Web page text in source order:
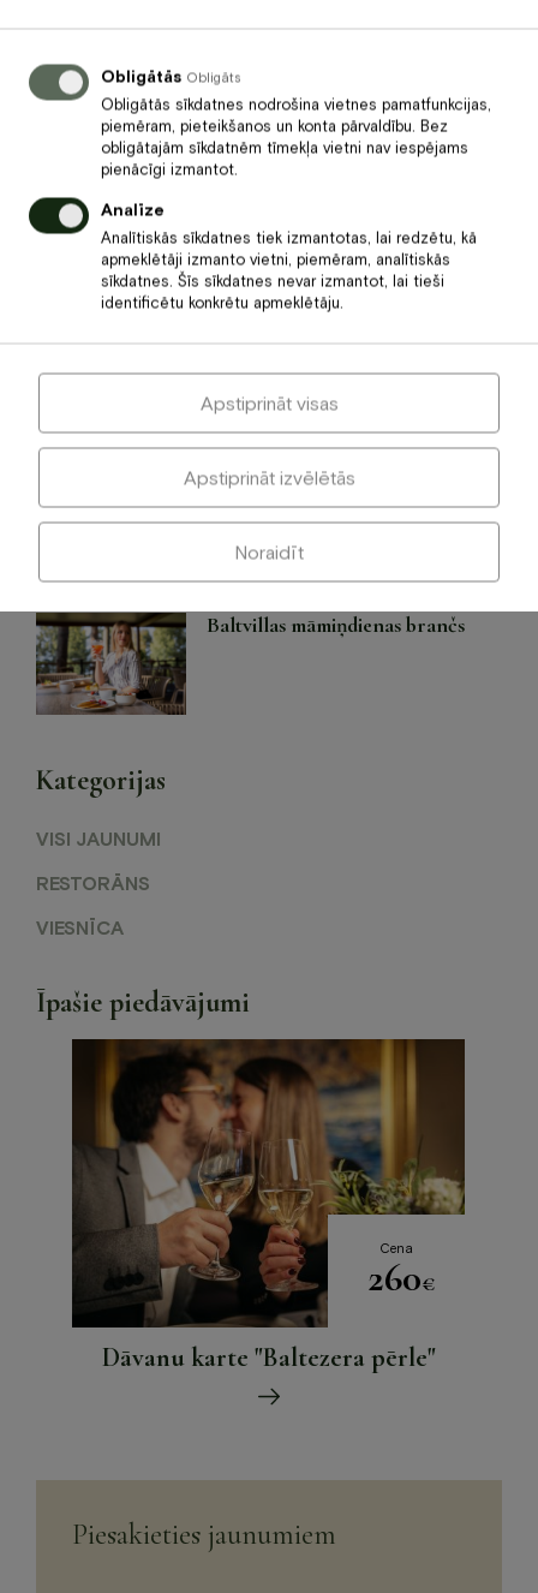
Labs ar labu saderēja
Meklēt
Jaunākie raksti
Vasara ir sākusies restorāna
Baltvilla terasē!
Jaunums uzņēmumiem – All
Inclusive konferences
Baltvillas māmiņdienas brančs
Kategorijas
VISI JAUNUMI
RESTORĀNS
VIESNĪCA
Īpašie piedāvājumi
Cena
260€
Dāvanu karte "Baltezera pērle"
Piesakieties jaunumiem
Obligātās Obligāts
Obligātās sīkdatnes nodrošina vietnes pamatfunkcijas,
piemēram, pieteikšanos un konta pārvaldību. Bez
obligātajām sīkdatnēm tīmekļa vietni nav iespējams
pienācīgi izmantot.
Analīze
Analītiskās sīkdatnes tiek izmantotas, lai redzētu, kā
apmeklētāji izmanto vietni, piemēram, analītiskās
sīkdatnes. Šīs sīkdatnes nevar izmantot, lai tieši
identificētu konkrētu apmeklētāju.
Noraidīt
Apstiprināt izvēlētās
Apstiprināt visas